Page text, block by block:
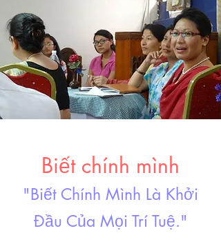
Biết chính mình
"Biết Chính Mình Là Khởi
Đầu Của Mọi Trí Tuệ."